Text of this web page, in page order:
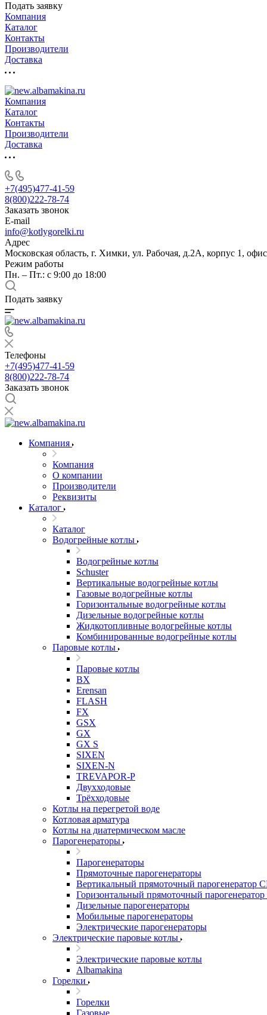
Подать заявку
Компания
Каталог
Контакты
Производители
Доставка
Компания
Каталог
Контакты
Производители
Доставка
+7(495)477-41-59
8(800)222-78-74
Заказать звонок
E-mail
info@kotlygorelki.ru
Адрес
Московская область, г. Химки, ул. Рабочая, д.2А, корпус 1,
Режим работы
Пн. – Пт.: с 9:00 до 18:00
Подать заявку
Телефоны
+7(495)477-41-59
8(800)222-78-74
Заказать звонок
Компания
Компания
О компании
Производители
Реквизиты
Каталог
Каталог
Водогрейные котлы
Водогрейные котлы
Schuster
Вертикальные водогрейные котлы
Газовые водогрейные котлы
Горизонтальные водогрейные котлы
Дизельные водогрейные котлы
Жидкотопливные водогрейные котлы
Комбинированные водогрейные котлы
Паровые котлы
Паровые котлы
BX
Erensan
FLASH
FX
GSX
GX
GX S
SIXEN
SIXEN-N
TREVAPOR-P
Двухходовые
Трёхходовые
Котлы на перегретой воде
Котловая арматура
Котлы на диатермическом масле
Парогенераторы
Парогенераторы
Прямоточные парогенераторы
Вертикальный прямоточный парогенератор
Горизонтальный прямоточный
Дизельные парогенераторы
Мобильные парогенераторы
Электрические парогенераторы
Электрические паровые котлы
Электрические паровые котлы
Albamakina
Горелки
Горелки
Газовые